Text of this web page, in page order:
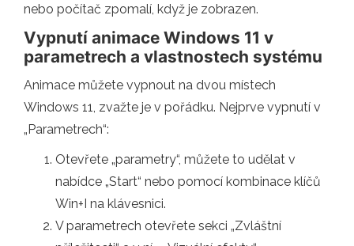
nebo počítač zpomalí, když je zobrazen.
Vypnutí animace Windows 11 v
parametrech a vlastnostech systému
Animace můžete vypnout na dvou místech
Windows 11, zvažte je v pořádku. Nejprve vypnutí v
„Parametrech“:
Otevřete „parametry“, můžete to udělat v
nabídce „Start“ nebo pomocí kombinace klíčů
Win+I na klávesnici.
V parametrech otevřete sekci „Zvláštní